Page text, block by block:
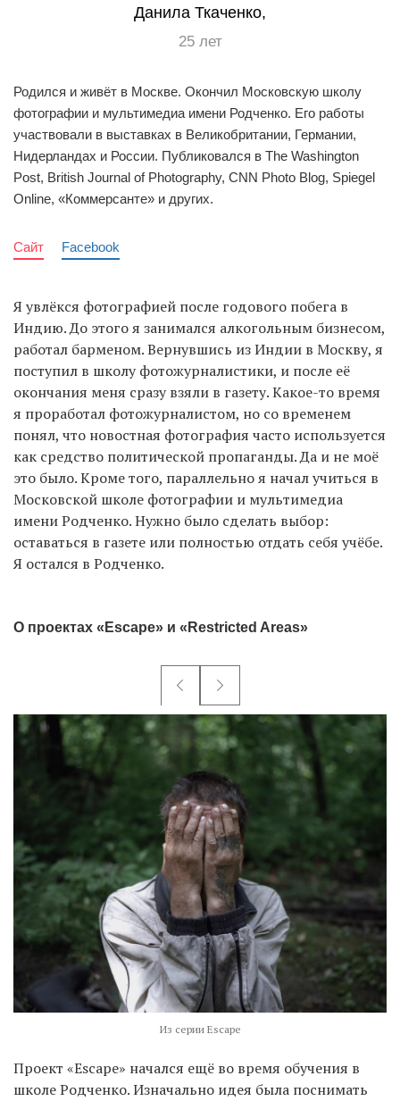
Данила Ткаченко,
25 лет
Родился и живёт в Москве. Окончил Московскую школу
фотографии и мультимедиа имени Родченко. Его работы
участвовали в выставках в Великобритании, Германии,
Нидерландах и России. Публиковался в The Washington
Post, British Journal of Photography, CNN Photo Blog, Spiegel
Online, «Коммерсанте» и других.
Сайт Facebook
Я увлёкся фотографией после годового побега в
Индию. До этого я занимался алкогольным бизнесом,
работал барменом. Вернувшись из Индии в Москву, я
поступил в школу фотожурналистики, и после её
окончания меня сразу взяли в газету. Какое-то время
я проработал фотожурналистом, но со временем
понял, что новостная фотография часто используется
как средство политической пропаганды. Да и не моё
это было. Кроме того, параллельно я начал учиться в
Московской школе фотографии и мультимедиа
имени Родченко. Нужно было сделать выбор:
оставаться в газете или полностью отдать себя учёбе.
Я остался в Родченко.
О проектах «Escape» и «Restricted Areas»
Из серии Escape
Проект «Escape» начался ещё во время обучения в
школе Родченко. Изначально идея была поснимать